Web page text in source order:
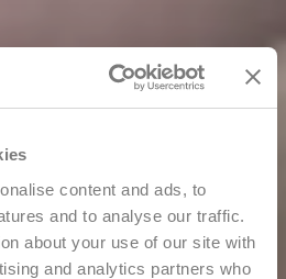
content and ads, to
and to analyse our traffic.
about your use of our site with
and analytics partners who